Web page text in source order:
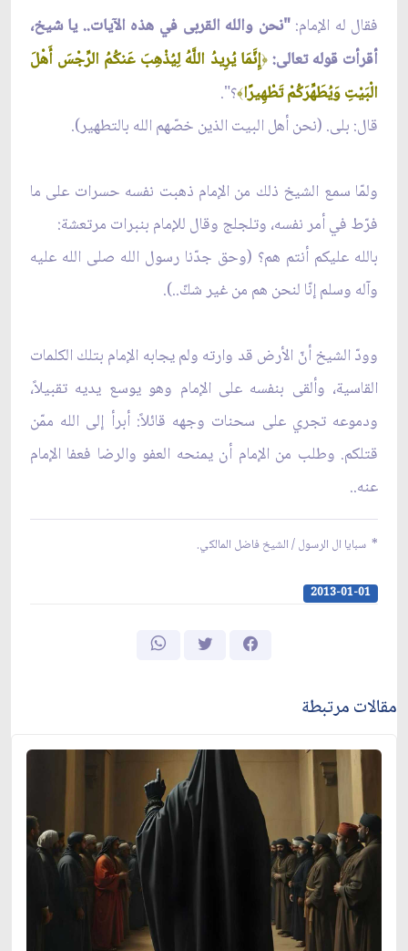
فقال له الإمام:"نحن والله القربى في هذه الآيات.. يا شيخ،
أقرأت قوله تعالى:﴿إِنَّمَا يُرِيدُ اللَّهُ لِيُذْهِبَ عَنكُمُ الرِّجْسَ أَهْلَ
الْبَيْتِ وَيُطَهِّرَكُمْ تَطْهِيرًا﴾؟"
.
قال: بلى. (نحن أهل البيت الذين خصّهم الله بالتطهير).
ولمّا سمع الشيخ ذلك من الإمام ذهبت نفسه حسرات على ما
فرّط في أمر نفسه، وتلجلج وقال للإمام بنبرات مرتعشة:
بالله عليكم أنتم هم؟ (وحق جدّنا رسول الله صلى الله عليه
وآله وسلم إنّا لنحن هم من غير شكّ..).
وودّ الشيخ أنّ الأرض قد وارته ولم يجابه الإمام بتلك الكلمات
القاسية، وألقى بنفسه على الإمام وهو يوسع يديه تقبيلاً،
ودموعه تجري على سحنات وجهه قائلاً: أبرأ إلى الله ممّن
قتلكم. وطلب من الإمام أن يمنحه العفو والرضا فعفا الإمام
عنه..
* سبايا ال الرسول / الشيخ فاضل المالكي.
2013-01-01
مقالات مرتبطة